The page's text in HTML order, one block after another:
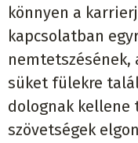
könnyen a
kapcsolatban
süket fülekre
dolognak kellene
szövetségek